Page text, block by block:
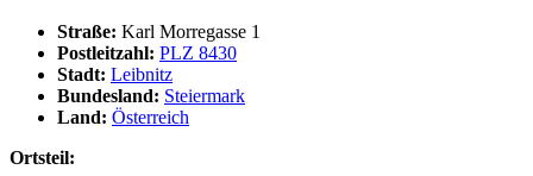
Straße: Karl Morregasse 1
Postleitzahl: PLZ 8430
Stadt: Leibnitz
Bundesland: Steiermark
Land: Österreich
Ortsteil: